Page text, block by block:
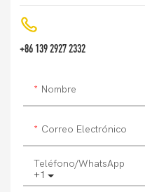
+86 139 2927 2332
Nombre
Correo Electrónico
+1
Teléfono/WhatsApp